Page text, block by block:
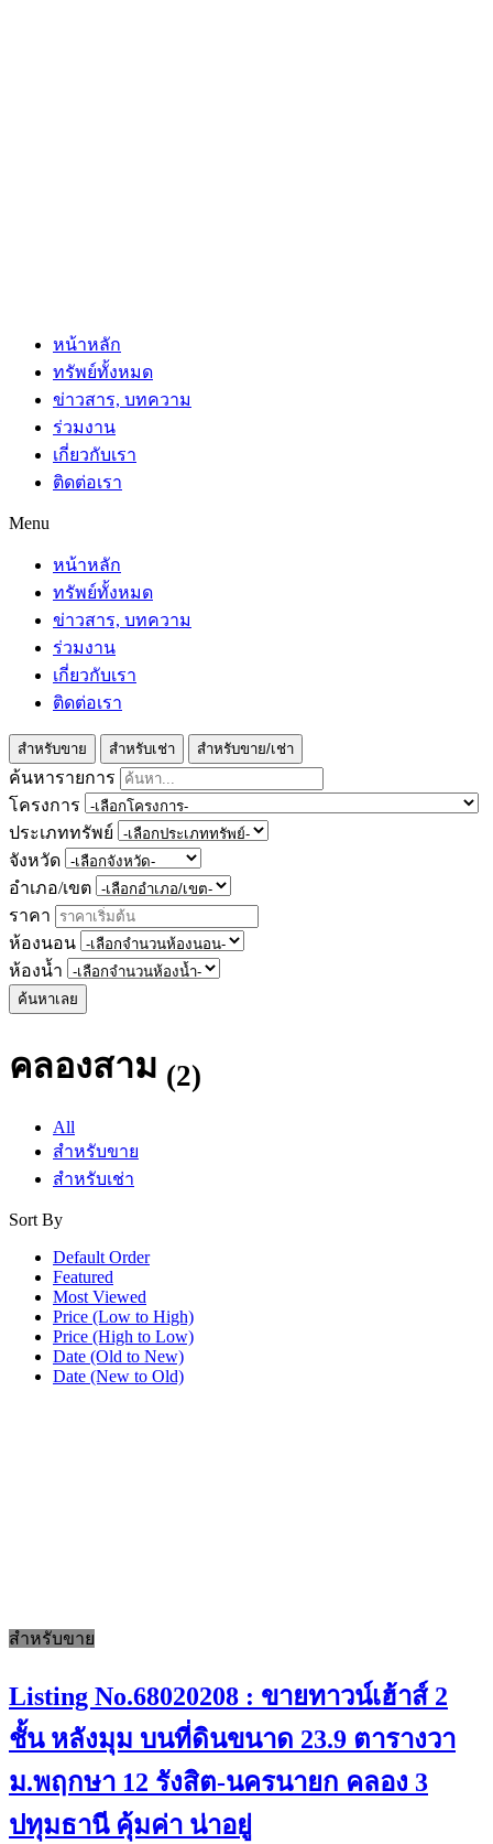
หน้าหลัก
ทรัพย์ทั้งหมด
ข่าวสาร, บทความ
ร่วมงาน
เกี่ยวกับเรา
ติดต่อเรา
Menu
หน้าหลัก
ทรัพย์ทั้งหมด
ข่าวสาร, บทความ
ร่วมงาน
เกี่ยวกับเรา
ติดต่อเรา
สำหรับขาย สำหรับเช่า สำหรับขาย/เช่า
ค้นหารายการ
โครงการ
ประเภททรัพย์
จังหวัด
อำเภอ/เขต
ราคา
ห้องนอน
ห้องน้ำ
ค้นหาเลย
คลองสาม (2)
All
สำหรับขาย
สำหรับเช่า
Sort By
Default Order
Featured
Most Viewed
Price (Low to High)
Price (High to Low)
Date (Old to New)
Date (New to Old)
สำหรับขาย
Listing No.68020208 : ขายทาวน์เฮ้าส์ 2
ชั้น หลังมุม บนที่ดินขนาด 23.9 ตารางวา
ม.พฤกษา 12 รังสิต-นครนายก คลอง 3
ปทุมธานี คุ้มค่า น่าอยู่